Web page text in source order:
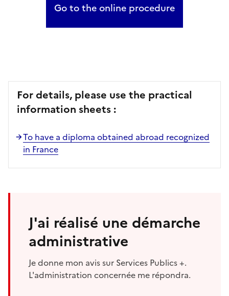
Go to the online procedure
For details, please use the practical
information sheets :
To have a diploma obtained abroad recognized
in France
J'ai réalisé une démarche
administrative
Je donne mon avis sur Services Publics +.
L'administration concernée me répondra.